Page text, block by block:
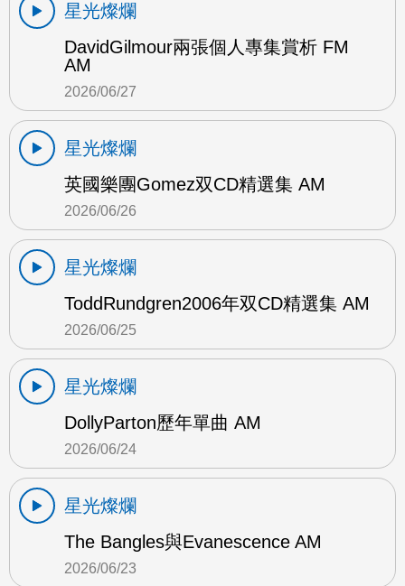
星光燦爛
DavidGilmour兩張個人專集賞析 FM
AM
2026/06/27
星光燦爛
英國樂團Gomez双CD精選集 AM
2026/06/26
星光燦爛
ToddRundgren2006年双CD精選集 AM
2026/06/25
星光燦爛
DollyParton歷年單曲 AM
2026/06/24
星光燦爛
The Bangles與Evanescence AM
2026/06/23